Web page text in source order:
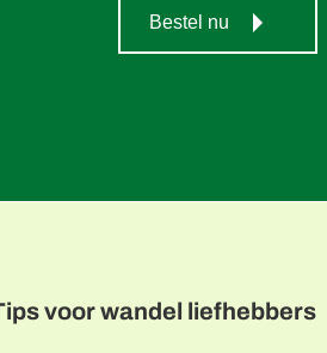
Bestel nu
voor wandel liefhebbers